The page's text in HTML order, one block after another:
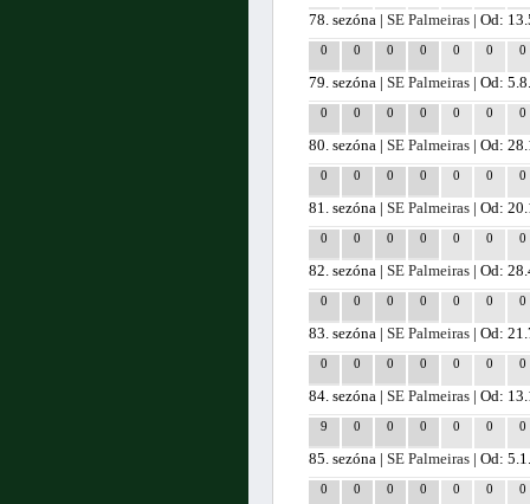
78. sezóna |SE Palmeiras | Od:
0 0 0 0 0 0 0
79. sezóna |SE Palmeiras | Od:
0 0 0 0 0 0 0
80. sezóna |SE Palmeiras | Od:
0 0 0 0 0 0 0
81. sezóna |SE Palmeiras | Od:
0 0 0 0 0 0 0
82. sezóna |SE Palmeiras | Od:
0 0 0 0 0 0 0
83. sezóna |SE Palmeiras | Od:
0 0 0 0 0 0 0
84. sezóna |SE Palmeiras | Od:
9 0 0 0 0 0 0
85. sezóna |SE Palmeiras | Od:
0 0 0 0 0 0 0